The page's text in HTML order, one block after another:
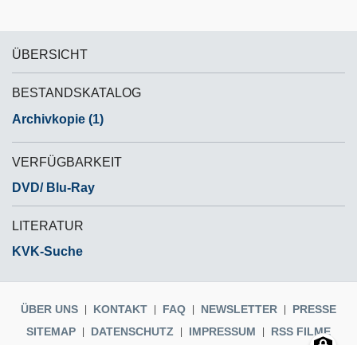
ÜBERSICHT
BESTANDSKATALOG
Archivkopie (1)
VERFÜGBARKEIT
DVD/ Blu-Ray
LITERATUR
KVK-Suche
ÜBER UNS KONTAKT FAQ NEWSLETTER
PRESSE
SITEMAP
DATENSCHUTZ IMPRESSUM RSS FILME